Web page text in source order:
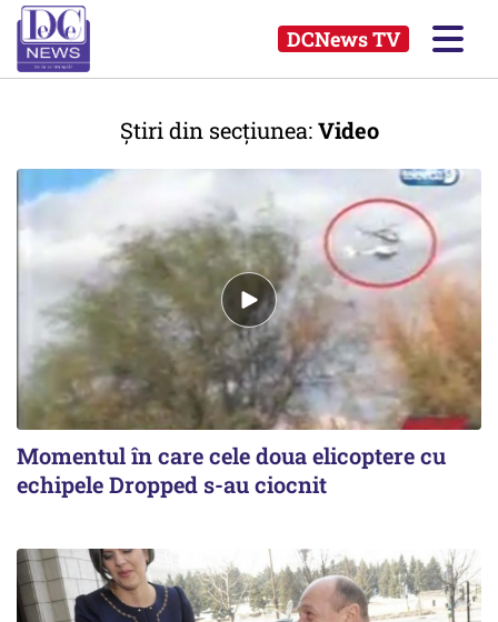
DCNews TV
Știri din secțiunea:Video
Momentul în care cele doua elicoptere cu
echipele Dropped s-au ciocnit